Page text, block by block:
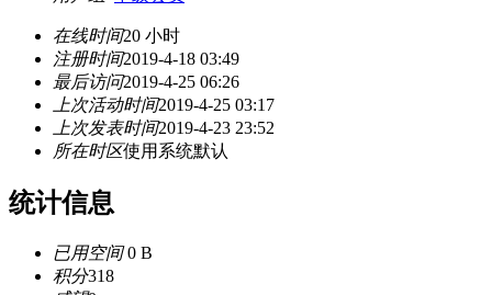
在线时间20 小时
注册时间2019-4-18 03:49
最后访问2019-4-25 06:26
上次活动时间2019-4-25 03:17
上次发表时间2019-4-23 23:52
所在时区使用系统默认
统计信息
已用空间0 B
积分318